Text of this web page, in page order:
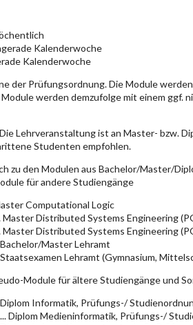
Kalenderwoche
Kalenderwoche
der Prüfungsordnung. Die Module
werden demzufolge mit einem ggf.
Die Lehrveranstaltung ist an Master- bzw.
Studenten empfohlen.
zu den Modulen aus Bachelor/Master/
für andere Studiengänge
Computational Logic
Master Distributed Systems Engineering
Master Distributed Systems Engineering
Bachelor/Master Lehramt
Staatsexamen Lehramt (Gymnasium,
Module für ältere Studiengänge und
Informatik, Prüfungs-/
Diplom Medieninformatik, Prüfungs-/